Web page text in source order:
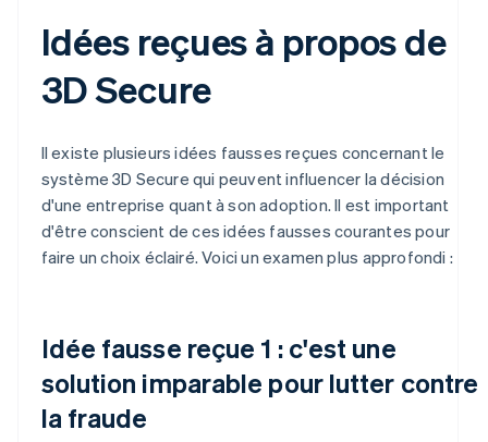
Idées reçues à propos de
3D Secure
Il existe plusieurs idées fausses reçues concernant le
système 3D Secure qui peuvent influencer la décision
d'une entreprise quant à son adoption. Il est important
d'être conscient de ces idées fausses courantes pour
faire un choix éclairé. Voici un examen plus approfondi :
Idée fausse reçue 1 : c'est une
solution imparable pour lutter contre
la fraude